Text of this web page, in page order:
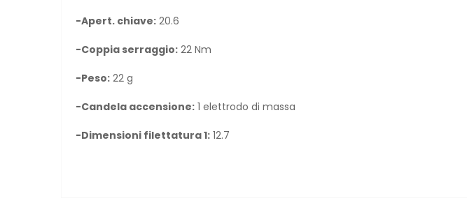
-Apert. chiave: 20.6
-Coppia serraggio: 22 Nm
-Peso: 22 g
-Candela accensione: 1 elettrodo di massa
-Dimensioni filettatura 1: 12.7